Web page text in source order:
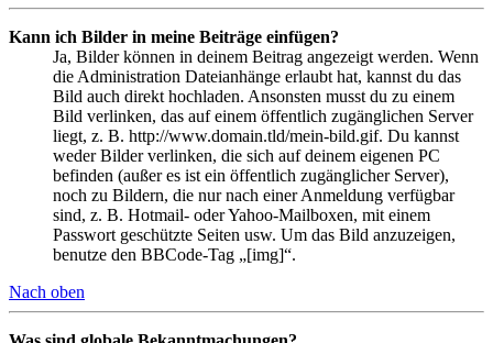
Kann ich Bilder in meine Beiträge einfügen?
Ja, Bilder können in deinem Beitrag angezeigt werden. Wenn
die Administration Dateianhänge erlaubt hat, kannst du das
Bild auch direkt hochladen. Ansonsten musst du zu einem
Bild verlinken, das auf einem öffentlich zugänglichen Server
liegt, z. B. http://www.domain.tld/mein-bild.gif. Du kannst
weder Bilder verlinken, die sich auf deinem eigenen PC
befinden (außer es ist ein öffentlich zugänglicher Server),
noch zu Bildern, die nur nach einer Anmeldung verfügbar
sind, z. B. Hotmail- oder Yahoo-Mailboxen, mit einem
Passwort geschützte Seiten usw. Um das Bild anzuzeigen,
benutze den BBCode-Tag „[img]“.
Nach oben